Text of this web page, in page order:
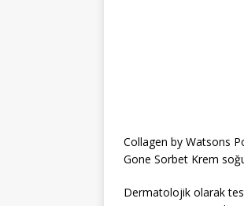
Collagen by Watsons
Gone Sorbet Krem
Dermatolojik olarak